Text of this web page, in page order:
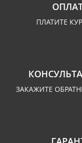
ПЛАТИТЕ
ЗАКАЖИТЕ